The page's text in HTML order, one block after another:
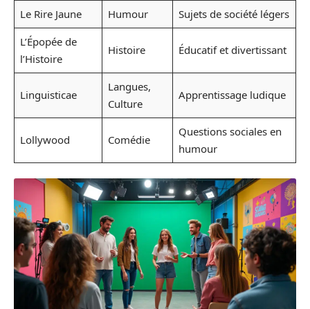
Le Rire Jaune
Humour
Sujets de société légers
L’Épopée de
l’Histoire
Histoire Éducatif et divertissant
Linguisticae
Langues,
Culture
Apprentissage ludique
Lollywood Comédie
Questions sociales en
humour